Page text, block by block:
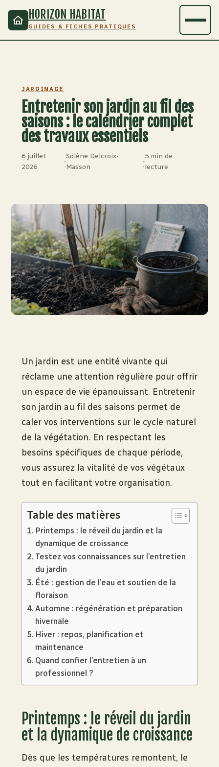
HORIZON HABITAT
GUIDES & FICHES PRATIQUES
JARDINAGE
Entretenir son jardin au fil des
saisons : le calendrier complet
des travaux essentiels
6 juillet
2026
·
Solène Delcroix-
Masson
·
5 min de
lecture
Un jardin est une entité vivante qui
réclame une attention régulière pour offrir
un espace de vie épanouissant. Entretenir
son jardin au fil des saisons permet de
caler vos interventions sur le cycle naturel
de la végétation. En respectant les
besoins spécifiques de chaque période,
vous assurez la vitalité de vos végétaux
tout en facilitant votre organisation.
Table des matières
Printemps : le réveil du jardin et la
dynamique de croissance
Testez vos connaissances sur l’entretien
du jardin
Été : gestion de l’eau et soutien de la
floraison
Automne : régénération et préparation
hivernale
Hiver : repos, planification et
maintenance
Quand confier l’entretien à un
professionnel ?
Printemps : le réveil du jardin
et la dynamique de croissance
Dès que les températures remontent, le